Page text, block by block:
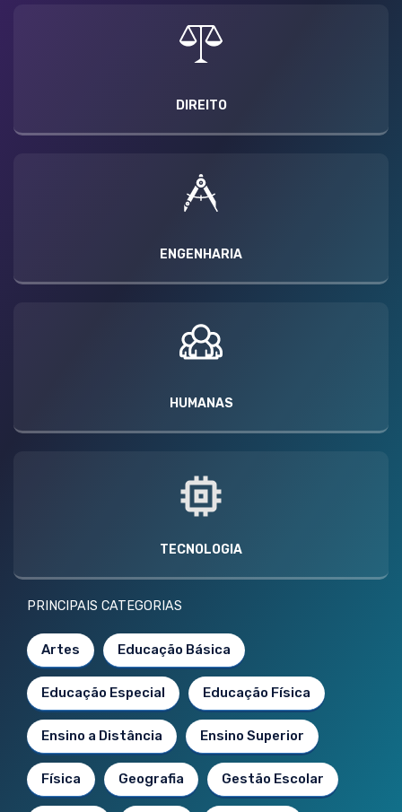
DIREITO
ENGENHARIA
HUMANAS
TECNOLOGIA
PRINCIPAIS CATEGORIAS
Artes Educação Básica
Educação Especial Educação Física
Ensino a Distância Ensino Superior
Física Geografia Gestão Escolar